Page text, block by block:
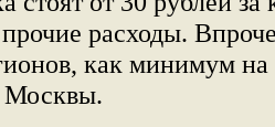
расходы.
как минимум на
Москвы.